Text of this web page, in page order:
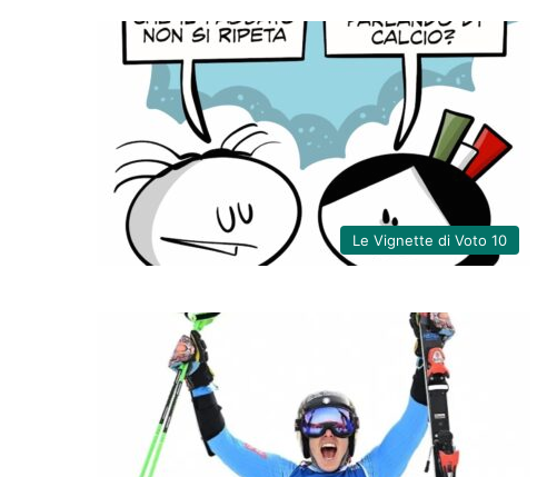
Le Vignette di Voto 10